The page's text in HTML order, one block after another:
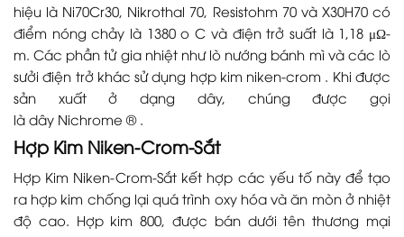
hiệu là Ni70Cr30, Nikrothal 70, Resistohm 70 và X30H70 có
điểm nóng chảy là 1380 o C và điện trở suất là 1,18 μΩ-
m. Các phần tử gia nhiệt như lò nướng bánh mì và các lò
sưởi điện trở khác sử dụng hợp kim niken-crom . Khi được
sản xuất ở dạng dây, chúng được gọi
là dây Nichrome ® .
Hợp Kim Niken-Crom-Sắt
Hợp Kim Niken-Crom-Sắt kết hợp các yếu tố này để tạo
ra hợp kim chống lại quá trình oxy hóa và ăn mòn ở nhiệt
độ cao. Hợp kim 800, được bán dưới tên thương mại